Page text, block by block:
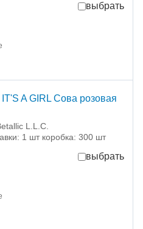
выбрать
A GIRL Сова розовая
L.L.C.
1 шт коробка: 300 шт
выбрать